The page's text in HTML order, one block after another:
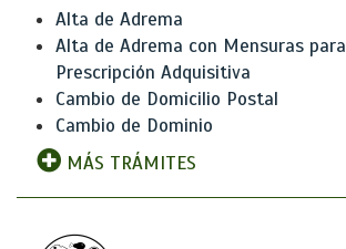
Alta de Adrema
Alta de Adrema con Mensuras para
Prescripción Adquisitiva
Cambio de Domicilio Postal
Cambio de Dominio
MÁS TRÁMITES